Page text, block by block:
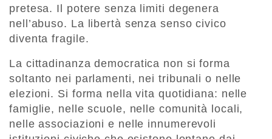
pretesa. Il potere senza limiti degenera
nell’abuso. La libertà senza senso civico
diventa fragile.
La cittadinanza democratica non si forma
soltanto nei parlamenti, nei tribunali o nelle
elezioni. Si forma nella vita quotidiana: nelle
famiglie, nelle scuole, nelle comunità locali,
nelle associazioni e nelle innumerevoli